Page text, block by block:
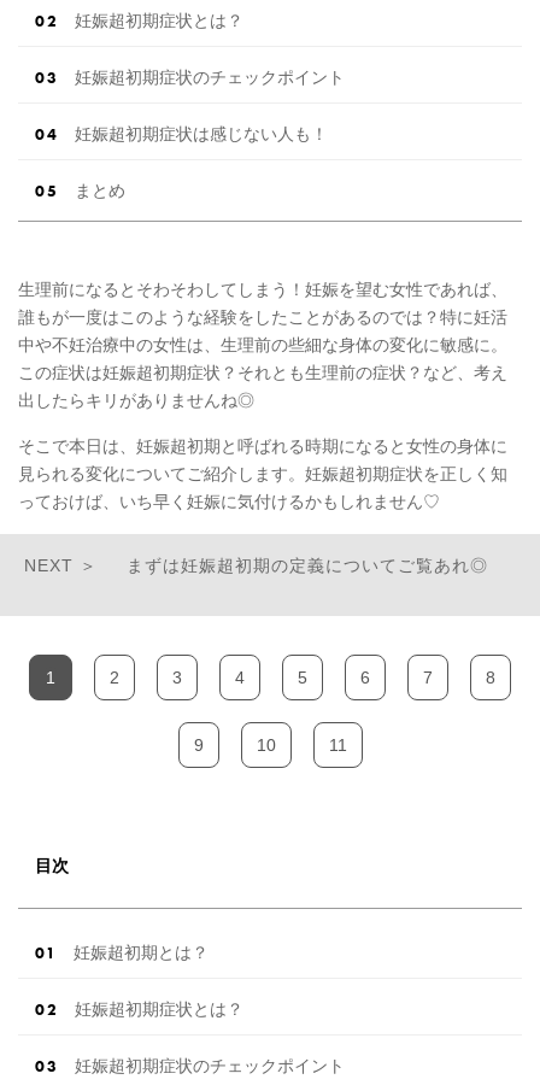
妊娠超初期症状とは？
妊娠超初期症状のチェックポイント
妊娠超初期症状は感じない人も！
まとめ
生理前になるとそわそわしてしまう！妊娠を望む女性であれば、
誰もが一度はこのような経験をしたことがあるのでは？特に妊活
中や不妊治療中の女性は、生理前の些細な身体の変化に敏感に。
この症状は妊娠超初期症状？それとも生理前の症状？など、考え
出したらキリがありませんね◎
そこで本日は、妊娠超初期と呼ばれる時期になると女性の身体に
見られる変化についてご紹介します。妊娠超初期症状を正しく知
っておけば、いち早く妊娠に気付けるかもしれません♡
まずは妊娠超初期の定義についてご覧あれ◎
1 2 3 4 5 6 7 8
9 10 11
目次
妊娠超初期とは？
妊娠超初期症状とは？
妊娠超初期症状のチェックポイント